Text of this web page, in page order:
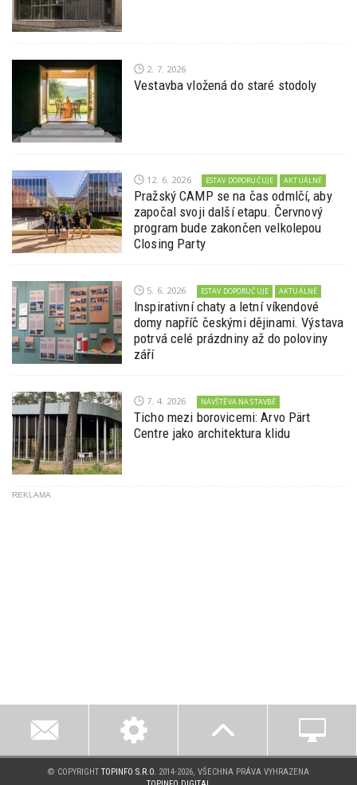
2. 7. 2026
Vestavba vložená do staré stodoly
12. 6. 2026 ESTAV DOPORUČUJE AKTUÁLNĚ
Pražský CAMP se na čas odmlčí, aby
započal svoji další etapu. Červnový
program bude zakončen velkolepou
Closing Party
5. 6. 2026 ESTAV DOPORUČUJE AKTUÁLNĚ
Inspirativní chaty a letní víkendové
domy napříč českými dějinami. Výstava
potrvá celé prázdniny až do poloviny
září
7. 4. 2026 NÁVŠTĚVA NA STAVBĚ
Ticho mezi borovicemi: Arvo Pärt
Centre jako architektura klidu
REKLAMA
© COPYRIGHT TOPINFO S.R.O. 2014-2026, VŠECHNA PRÁVA VYHRAZENA